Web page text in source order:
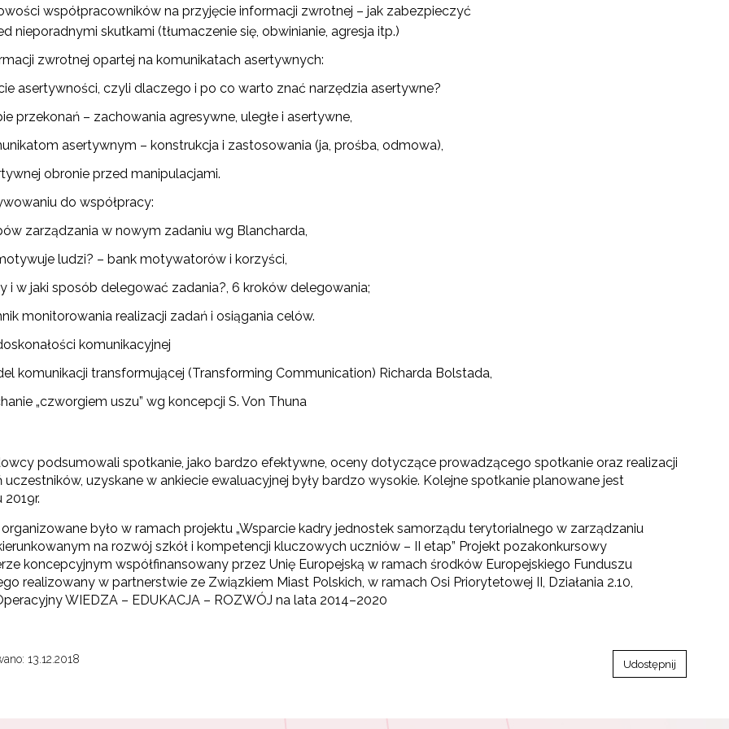
współpracowników na przyjęcie informacji zwrotnej – jak zabezpieczyć
nieporadnymi skutkami (tłumaczenie się, obwinianie, agresja itp.)
zwrotnej opartej na komunikatach asertywnych:
asertywności, czyli dlaczego i po co warto znać narzędzia asertywne?
przekonań – zachowania agresywne, uległe i asertywne,
asertywnym – konstrukcja i zastosowania (ja, prośba, odmowa),
obronie przed manipulacjami.
do współpracy:
zarządzania w nowym zadaniu wg Blancharda,
ludzi? – bank motywatorów i korzyści,
i w jaki sposób delegować zadania?, 6 kroków delegowania;
monitorowania realizacji zadań i osiągania celów.
komunikacyjnej
komunikacji transformującej (Transforming Communication) Richarda Bolstada,
„czworgiem uszu” wg koncepcji S. Von Thuna
podsumowali spotkanie, jako bardzo efektywne, oceny dotyczące prowadzącego spotkanie oraz realizacji
uczestników, uzyskane w ankiecie ewaluacyjnej były bardzo wysokie. Kolejne spotkanie planowane jest
było w ramach projektu „Wsparcie kadry jednostek samorządu terytorialnego w zarządzaniu
na rozwój szkół i kompetencji kluczowych uczniów – II etap” Projekt pozakonkursowy
koncepcyjnym współfinansowany przez Unię Europejską w ramach środków Europejskiego Funduszu
realizowany w partnerstwie ze Związkiem Miast Polskich, w ramach Osi Priorytetowej II, Działania 2.10,
WIEDZA – EDUKACJA – ROZWÓJ na lata 2014–2020
13.12.2018 Udostępnij
się i bądź na bieżąco z najnowszymi informacjami
i programach.
e-mail:
zgodę na przetwarzanie moich danych osobowych przez ORE w
się